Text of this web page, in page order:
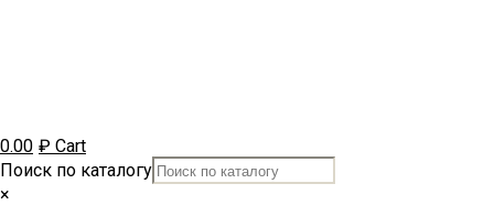
0.00 ₽ Cart
Поиск по каталогу
×